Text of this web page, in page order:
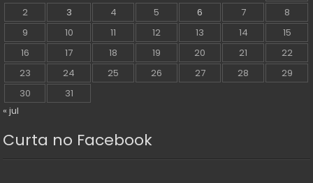
2
3 4 5 6 7
8
9
10 11 12 13 14
15
16
17 18 19 20 21
22
23
24 25 26 27 28
29
30
31
« jul
Curta no Facebook